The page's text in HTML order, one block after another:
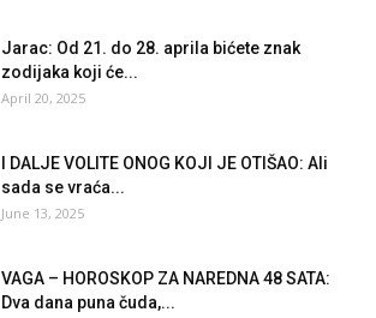
Jarac: Od 21. do 28. aprila bićete znak
zodijaka koji će...
April 20, 2025
I DALJE VOLITE ONOG KOJI JE OTIŠAO: Ali
sada se vraća...
June 13, 2025
VAGA – HOROSKOP ZA NAREDNA 48 SATA:
Dva dana puna čuda,...